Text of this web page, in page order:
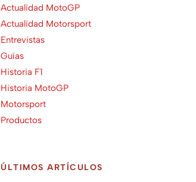
Actualidad MotoGP
Actualidad Motorsport
Entrevistas
Guías
Historia F1
Historia MotoGP
Motorsport
Productos
ÚLTIMOS ARTÍCULOS